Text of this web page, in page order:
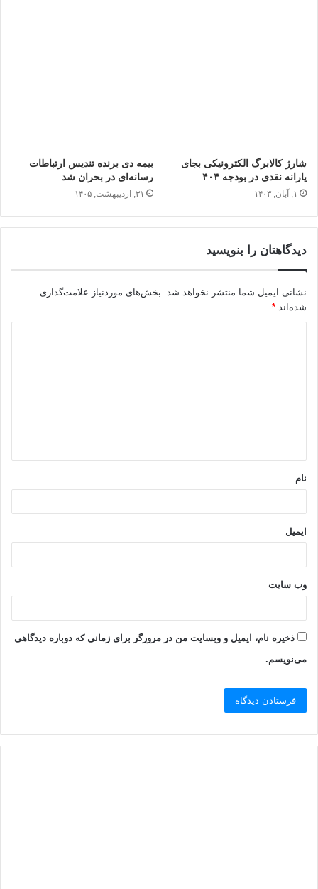
شارژ کالابرگ الکترونیکی بجای
یارانه نقدی در بودجه ۴۰۴
۱, آبان, ۱۴۰۳
بیمه دی برنده تندیس ارتباطات
رسانه‌ای در بحران شد
۳۱, اردیبهشت, ۱۴۰۵
دیدگاهتان را بنویسید
نشانی ایمیل شما منتشر نخواهد شد. بخش‌های موردنیاز علامت‌گذاری
شده‌اند *
*
نام
ایمیل
وب‌ سایت
ذخیره نام، ایمیل و وبسایت من در مرورگر برای زمانی که دوباره دیدگاهی
می‌نویسم.